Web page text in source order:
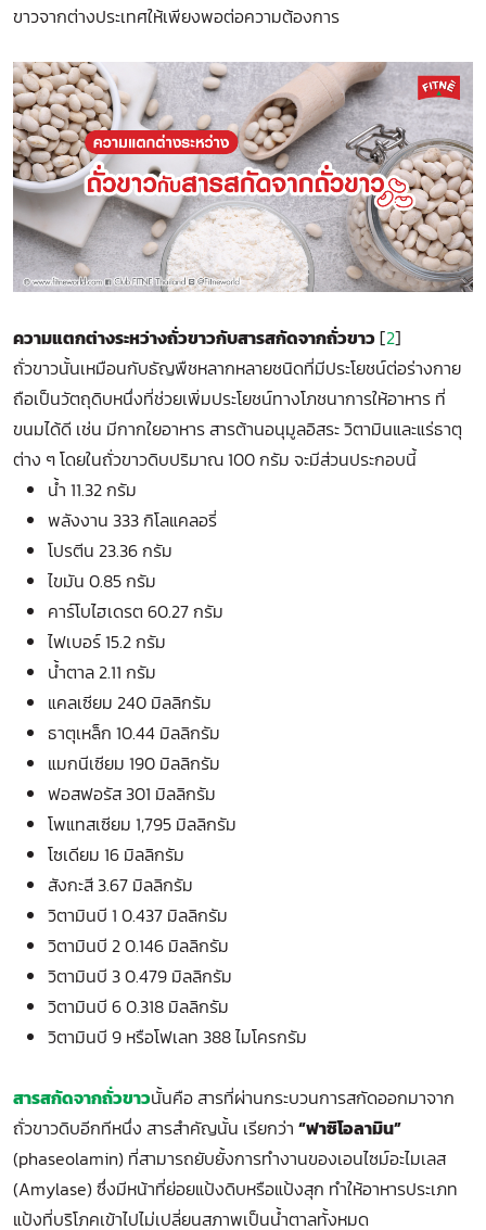
ขาวจากต่างประเทศให้เพียงพอต่อความต้องการ
ความแตกต่างระหว่างถั่วขาวกับสารสกัดจากถั่วขาว[2]
ถั่วขาวนั้นเหมือนกับธัญพืชหลากหลายชนิดที่มีประโยชน์ต่อร่างกาย
ถือเป็นวัตถุดิบหนึ่งที่ช่วยเพิ่มประโยชน์ทางโภชนาการให้อาหาร ที่
ขนมได้ดี เช่น มีกากใยอาหาร สารต้านอนุมูลอิสระ วิตามินและแร่ธาตุ
ต่าง ๆ โดยในถั่วขาวดิบปริมาณ 100 กรัม จะมีส่วนประกอบนี้
น้ำ 11.32 กรัม
พลังงาน 333 กิโลแคลอรี่
โปรตีน 23.36 กรัม
ไขมัน 0.85 กรัม
คาร์โบไฮเดรต 60.27 กรัม
ไฟเบอร์ 15.2 กรัม
น้ำตาล 2.11 กรัม
แคลเซียม 240 มิลลิกรัม
ธาตุเหล็ก 10.44 มิลลิกรัม
แมกนีเซียม 190 มิลลิกรัม
ฟอสฟอรัส 301 มิลลิกรัม
โพแทสเซียม 1,795 มิลลิกรัม
โซเดียม 16 มิลลิกรัม
สังกะสี 3.67 มิลลิกรัม
วิตามินบี 1 0.437 มิลลิกรัม
วิตามินบี 2 0.146 มิลลิกรัม
วิตามินบี 3 0.479 มิลลิกรัม
วิตามินบี 6 0.318 มิลลิกรัม
วิตามินบี 9 หรือโฟเลท 388 ไมโครกรัม
สารสกัดจากถั่วขาวนั้นคือ สารที่ผ่านกระบวนการสกัดออกมาจาก
ถั่วขาวดิบอีกทีหนึ่ง สารสำคัญนั้น เรียกว่า “ฟาซิโอลามิน”
(phaseolamin) ที่สามารถยับยั้งการทำงานของเอนไซม์อะไมเลส
(Amylase) ซึ่งมีหน้าที่ย่อยแป้งดิบหรือแป้งสุก ทำให้อาหารประเภท
แป้งที่บริโภคเข้าไปไม่เปลี่ยนสภาพเป็นน้ำตาลทั้งหมด